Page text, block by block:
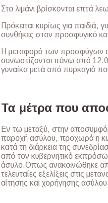
Στο λιμάνι βρίσκονται επτά
Πρόκειται κυρίως για παιδιά,
συνθήκες στον προσφυγικό
Η μεταφορά των προσφύγων
συνωστίζονται πάνω από
γυναίκα μετά από πυρκαγιά
Τα μέτρα που
Εν τω μεταξύ, στην
παροχή ασύλου, προχωρά η
κατά τη διάρκεια της
από τον κυβερνητικό
άσυλο.Οπως ανακοινώθηκε
τελευταίες εξελίξεις στις
αίτησης και χορήγησης ασύλου.